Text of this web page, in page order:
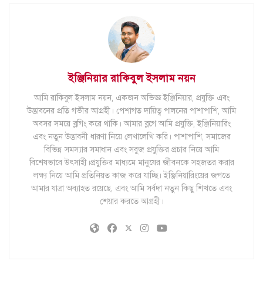
ইঞ্জিনিয়ার রাকিবুল ইসলাম নয়ন
আমি রাকিবুল ইসলাম নয়ন, একজন অভিজ্ঞ ইঞ্জিনিয়ার, প্রযুক্তি এবং
উদ্ভাবনের প্রতি গভীর আগ্রহী। পেশাগত দায়িত্ব পালনের পাশাপাশি, আমি
অবসর সময়ে ব্লগিং করে থাকি। আমার ব্লগে আমি প্রযুক্তি, ইঞ্জিনিয়ারিং
এবং নতুন উদ্ভাবনী ধারণা নিয়ে লেখালেখি করি। পাশাপাশি, সমাজের
বিভিন্ন সমস্যার সমাধান এবং সবুজ প্রযুক্তির প্রচার নিয়ে আমি
বিশেষভাবে উৎসাহী।প্রযুক্তির মাধ্যমে মানুষের জীবনকে সহজতর করার
লক্ষ্য নিয়ে আমি প্রতিনিয়ত কাজ করে যাচ্ছি। ইঞ্জিনিয়ারিংয়ের জগতে
আমার যাত্রা অব্যাহত রয়েছে, এবং আমি সর্বদা নতুন কিছু শিখতে এবং
শেয়ার করতে আগ্রহী।